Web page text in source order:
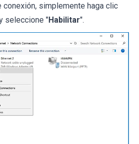
simplemente haga clic
seleccione "Habilitar".